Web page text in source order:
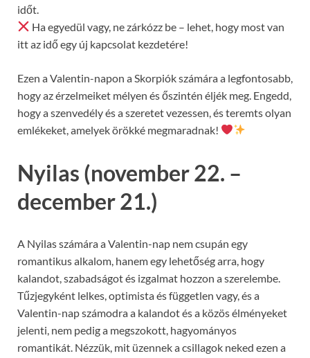
időt.
Ha egyedül vagy, ne zárkózz be – lehet, hogy most van
itt az idő egy új kapcsolat kezdetére!
Ezen a Valentin-napon a Skorpiók számára a legfontosabb,
hogy az érzelmeiket mélyen és őszintén éljék meg. Engedd,
hogy a szenvedély és a szeretet vezessen, és teremts olyan
emlékeket, amelyek örökké megmaradnak!
Nyilas (november 22. –
december 21.)
A Nyilas számára a Valentin-nap nem csupán egy
romantikus alkalom, hanem egy lehetőség arra, hogy
kalandot, szabadságot és izgalmat hozzon a szerelembe.
Tűzjegyként lelkes, optimista és független vagy, és a
Valentin-nap számodra a kalandot és a közös élményeket
jelenti, nem pedig a megszokott, hagyományos
romantikát. Nézzük, mit üzennek a csillagok neked ezen a